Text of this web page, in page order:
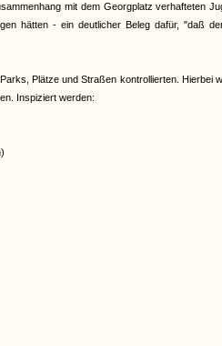
mit dem Georgplatz verhafteten
hätten - ein deutlicher Beleg dafür, "daß
Plätze und Straßen kontrollierten. Hierbei
Inspiziert werden: